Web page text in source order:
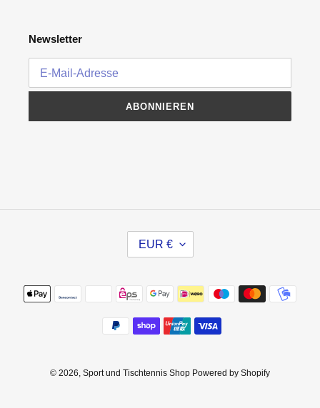
Newsletter
ABONNIEREN
W
U
G
EUR €
Zahlungsmethoden
© 2026, Sport und Tischtennis Shop Powered by Shopify